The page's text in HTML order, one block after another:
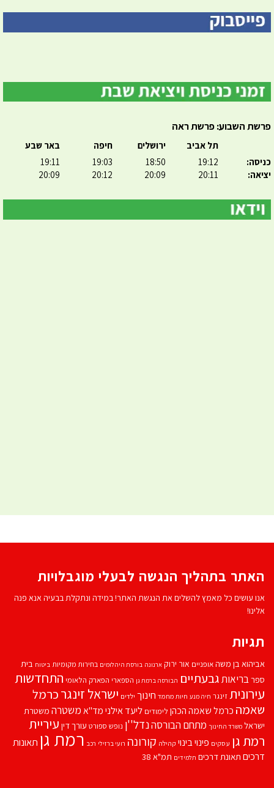
פרשת השבוע: פרשת ראה
כניסה:
יציאה:
תל אביב
19:12
20:11
ירושלים
18:50
20:09
חיפה
19:03
20:12
באר שבע
19:11
20:09
האתר בתהליך הנגשה לבעלי מוגבלויות
אנו עושים כל מאמץ להשלים את הנגשת האתר! במידה ונתקלת בבעיה אנא פנה
אלינו!
תגיות
אביהוא בן משהאופניים אור ירוק ארנונה בורסת היהלומים בחירות מקומיות ביטוח בית
ספרבריאותגבעתיים הבורסה ברמת גן הספארי הפארק הלאומי התחדשות
עירוניתזינגר חיה מנע חיות מחמד חינוך ילדים ישראל זינגרכרמל
שאמה כרמל שאמה הכהן לימודים ליעד אילנימד''אמשטרה משטרת
ישראל משרד החינוך מתחם הבורסהנדל''ן נופש ספורט עורך דין עיריית
רמת גן עסקים פינוי בינוי קהילה קורונה רועי ברזילי רכב רמת גן תאונות
דרכים תאונת דרכים תלמידים תמ"א 38